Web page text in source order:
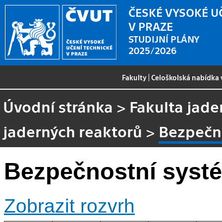
ČESKÉ VYSOKÉ
V PRAZE
STUDIJNÍ PLÁNY
2025/2026
Fakulty |Celoškolská
Úvodní stránka > Fakulta
jaderných reaktorů >
Bezpečnostní
Zobrazit rozvrh